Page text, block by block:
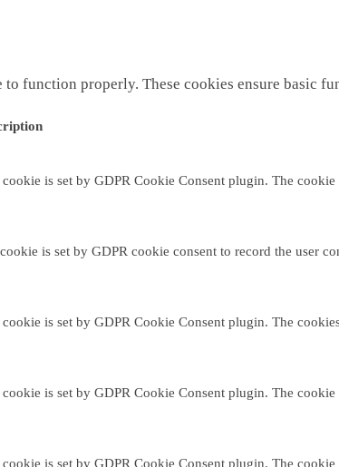
function properly. These cookies ensure basic
is set by GDPR Cookie Consent plugin. The
is set by GDPR cookie consent to record the user
is set by GDPR Cookie Consent plugin. The
is set by GDPR Cookie Consent plugin. The
is set by GDPR Cookie Consent plugin. The